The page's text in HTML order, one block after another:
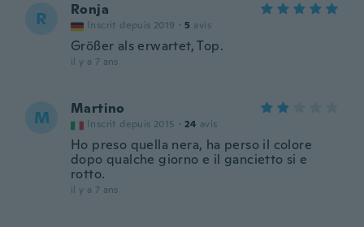
R Ronja
Inscrit depuis 2019 · 5 avis
Größer als erwartet, Top.
il y a 7 ans
M Martino
Inscrit depuis 2015 · 24 avis
Ho preso quella nera, ha perso il colore
dopo qualche giorno e il gancietto si e
rotto.
il y a 7 ans